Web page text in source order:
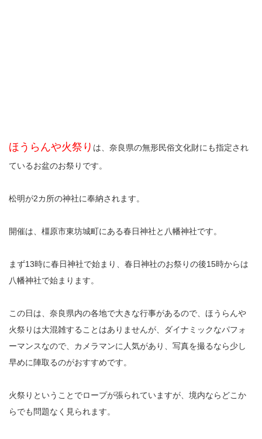
ほうらんや火祭り は、奈良県の無形民俗文化財にも指定され
ているお盆のお祭りです。
松明が2カ所の神社に奉納されます。
開催は、橿原市東坊城町にある春日神社と八幡神社です。
まず13時に春日神社で始まり、春日神社のお祭りの後15時からは
八幡神社で始まります。
この日は、奈良県内の各地で大きな行事があるので、ほうらんや
火祭りは大混雑することはありませんが、ダイナミックなパフォ
ーマンスなので、カメラマンに人気があり、写真を撮るなら少し
早めに陣取るのがおすすめです。
火祭りということでロープが張られていますが、境内ならどこか
らでも問題なく見られます。